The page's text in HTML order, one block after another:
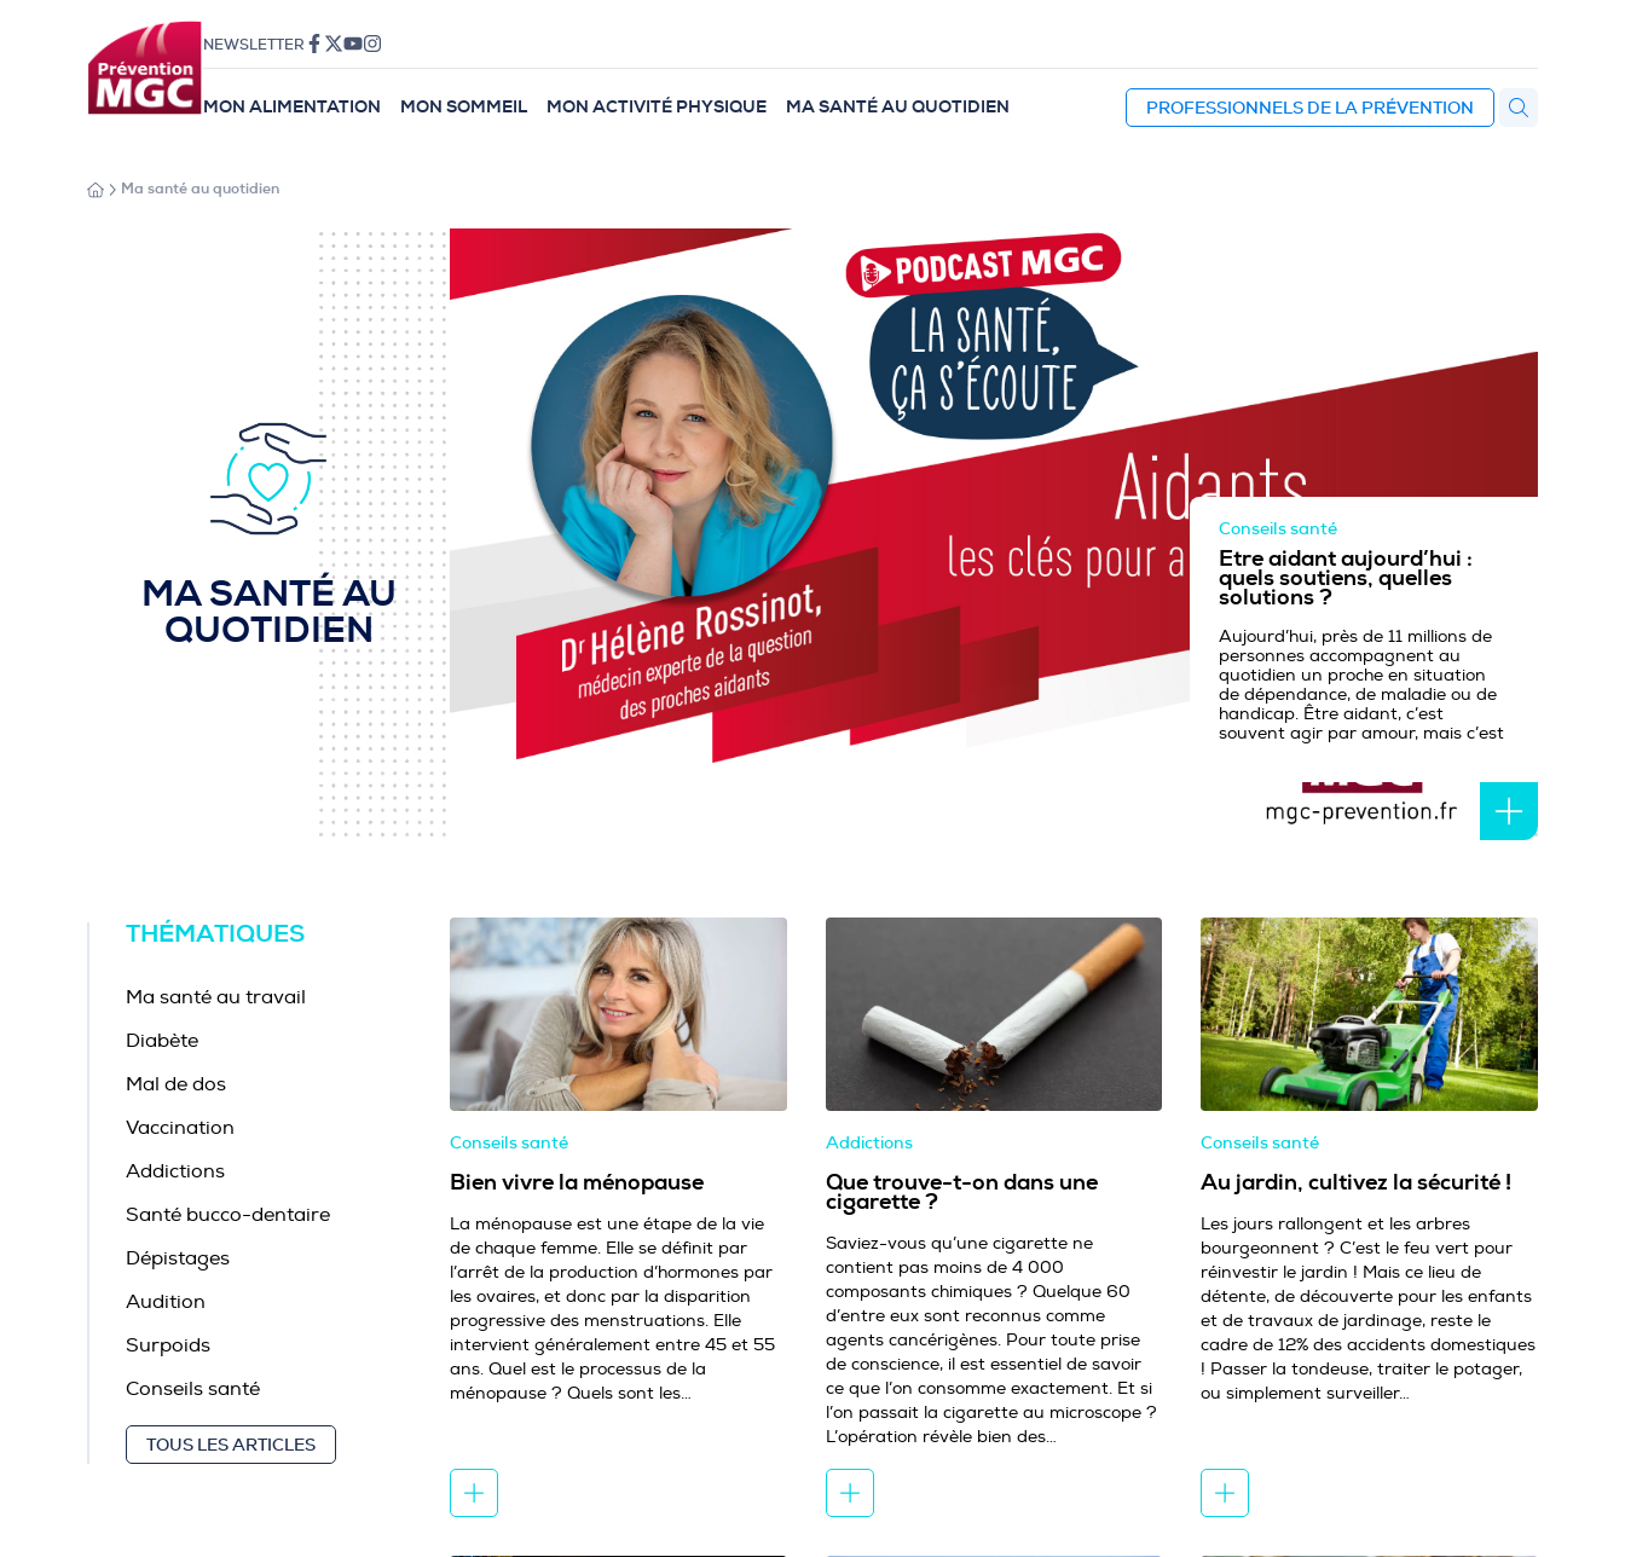
NEWSLETTER
MON ALIMENTATION MON SOMMEIL MON ACTIVITÉ PHYSIQUE MA SANTÉ AU QUOTIDIEN PROFESSIONNELS DE LA PRÉVENTION
Ma santé au quotidien
MA SANTÉ AU
QUOTIDIEN
Conseils santé
Etre aidant aujourd’hui :
quels soutiens, quelles
solutions ?
Aujourd’hui, près de 11 millions de
personnes accompagnent au
quotidien un proche en situation
de dépendance, de maladie ou de
handicap. Être aidant, c’est
souvent agir par amour, mais c’est
fatigue, isolement... Alors vers qui
se tourner pour être soutenu,
informé ou accompagné dans son
THÉMATIQUES
Ma santé au travail
Diabète
Mal de dos
Vaccination
Addictions
Santé bucco-dentaire
Dépistages
Audition
Surpoids
Conseils santé
TOUS LES ARTICLES
Conseils santé
Bien vivre la ménopause
La ménopause est une étape de la vie
de chaque femme. Elle se définit par
l’arrêt de la production d’hormones par
les ovaires, et donc par la disparition
progressive des menstruations. Elle
intervient généralement entre 45 et 55
ans. Quel est le processus de la
ménopause ? Quels sont les…
Addictions
Que trouve-t-on dans une
cigarette ?
Saviez-vous qu’une cigarette ne
contient pas moins de 4 000
composants chimiques ? Quelque 60
d’entre eux sont reconnus comme
agents cancérigènes. Pour toute prise
de conscience, il est essentiel de savoir
ce que l’on consomme exactement. Et si
l’on passait la cigarette au microscope ?
L’opération révèle bien des…
Conseils santé
Au jardin, cultivez la sécurité !
Les jours rallongent et les arbres
bourgeonnent ? C’est le feu vert pour
réinvestir le jardin ! Mais ce lieu de
détente, de découverte pour les enfants
et de travaux de jardinage, reste le
cadre de 12% des accidents domestiques
! Passer la tondeuse, traiter le potager,
ou simplement surveiller…